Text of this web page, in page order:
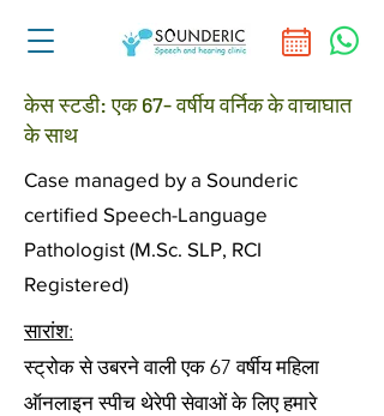
केस स्टडी: एक 67- वर्षीय वर्निक के वाचाघात
के साथ
Case managed by a Sounderic
certified Speech-Language
Pathologist (M.Sc. SLP, RCI
Registered)
सारांश:
स्ट्रोक से उबरने वाली एक 67 वर्षीय महिला
ऑनलाइन स्पीच थेरेपी सेवाओं के लिए हमारे